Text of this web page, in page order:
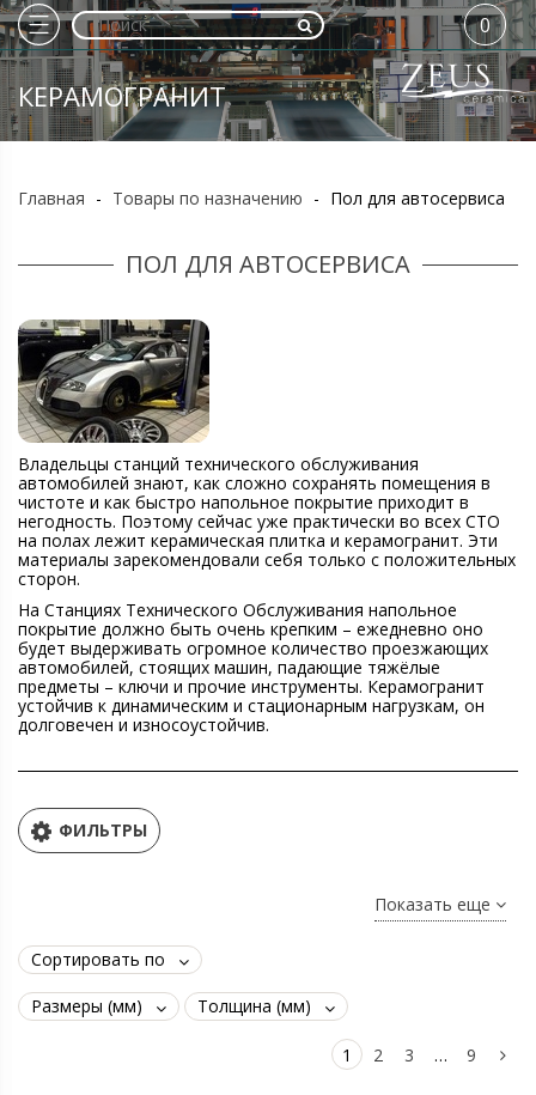
КЕРАМОГРАНИТ
0
Главная - Товары по назначению - Пол для автосервиса
ПОЛ ДЛЯ АВТОСЕРВИСА
Владельцы станций технического обслуживания
автомобилей знают, как сложно сохранять помещения в
чистоте и как быстро напольное покрытие приходит в
негодность. Поэтому сейчас уже практически во всех СТО
на полах лежит керамическая плитка и керамогранит. Эти
материалы зарекомендовали себя только с положительных
сторон.
На Станциях Технического Обслуживания напольное
покрытие должно быть очень крепким – ежедневно оно
будет выдерживать огромное количество проезжающих
автомобилей, стоящих машин, падающие тяжёлые
предметы – ключи и прочие инструменты. Керамогранит
устойчив к динамическим и стационарным нагрузкам, он
долговечен и износоустойчив.
ФИЛЬТРЫ
Показать еще
Сортировать по
Размеры (мм) Толщина (мм)
1 2 3 … 9